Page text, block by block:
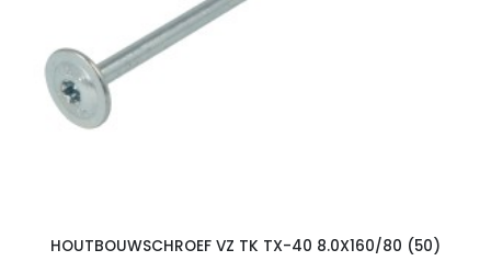
HOUTBOUWSCHROEF VZ TK TX-40 8.0X160/80 (50)